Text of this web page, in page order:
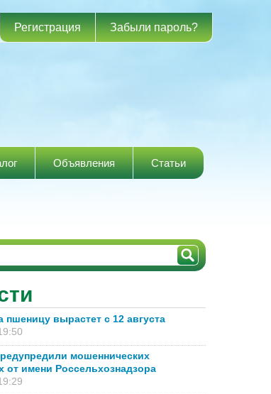
Регистрация Забыли пароль?
Объявления Статьи
пшеницу вырастет с 12 августа
мошеннических
от имени Россельхознадзора